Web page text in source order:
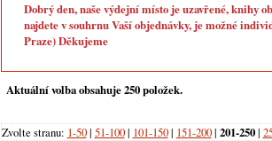
Dobrý den, naše výdejní místo je uzavřené, knihy
najdete v souhrnu Vaší objednávky, je možné
Praze) Děkujeme
Aktuální volba obsahuje 250 položek.
Zvolte stranu: 1-50| 51-100| 101-150| 151-200| 201-250|